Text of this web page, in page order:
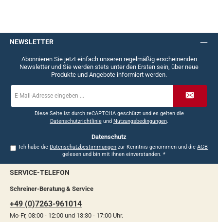
NEWSLETTER
Abonnieren Sie jetzt einfach unseren regelmäßig erscheinenden
Newsletter und Sie werden stets unter den Ersten sein, über neue
Produkte und Angebote informiert werden.
Mail-
Diese Seite ist durch reCAPTCHA geschützt und es gelten die
Datenschutzrichtlinieund Nutzungsbedingungen.
Datenschutz
Ich habe die Datenschutzbestimmungen zur Kenntnis genommen und dieAGB
gelesen und bin mit ihnen einverstanden. *
SERVICE-TELEFON
Schreiner-Beratung & Service
+49 (0)7263-961014
Mo-Fr, 08:00 - 12:00 und 13:30 - 17:00 Uhr.